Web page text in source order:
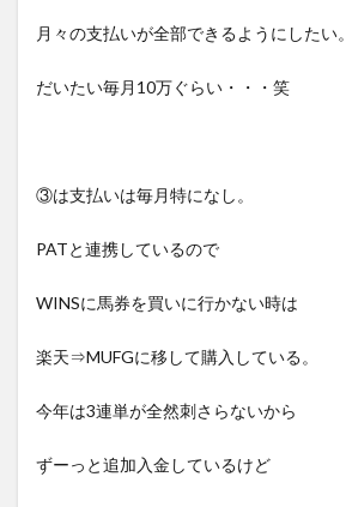
月々の支払いが全部できるようにしたい。
だいたい毎月10万ぐらい・・・笑
③は支払いは毎月特になし。
PATと連携しているので
WINSに馬券を買いに行かない時は
楽天⇒MUFGに移して購入している。
今年は3連単が全然刺さらないから
ずーっと追加入金しているけど